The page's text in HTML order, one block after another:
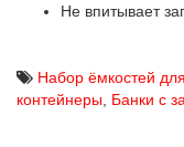
Не впитывает
Набор ёмкостей
контейнеры Банки с